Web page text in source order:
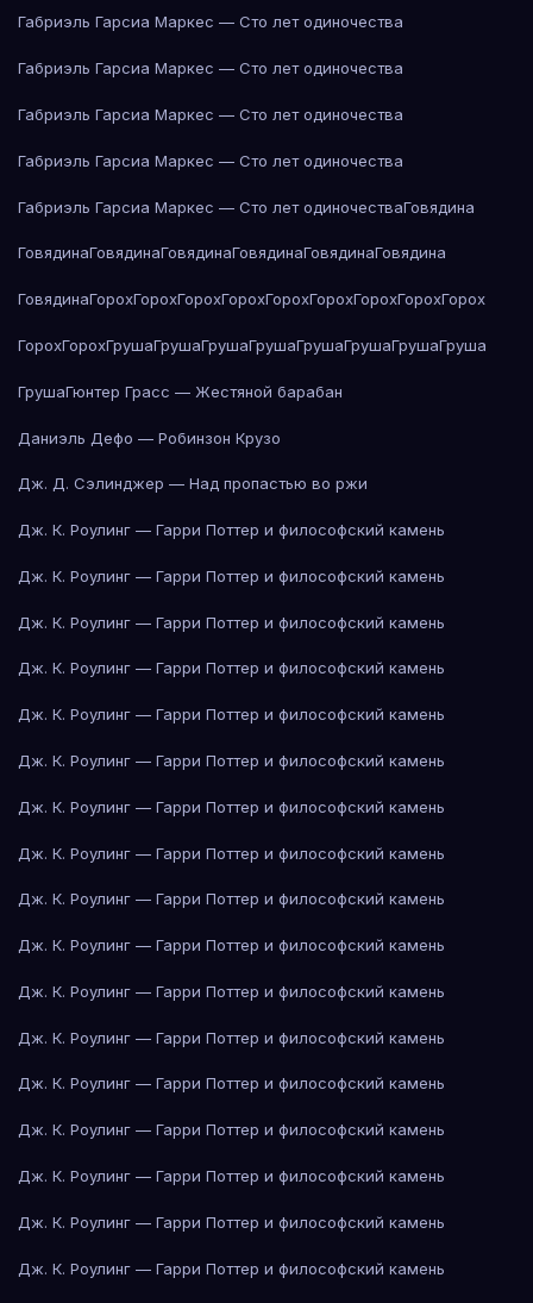
Габриэль Гарсиа Маркес — Сто лет одиночества
Габриэль Гарсиа Маркес — Сто лет одиночества
Габриэль Гарсиа Маркес — Сто лет одиночества
Габриэль Гарсиа Маркес — Сто лет одиночества
Габриэль Гарсиа Маркес — Сто лет одиночестваГовядина
ГовядинаГовядинаГовядинаГовядинаГовядинаГовядина
ГовядинаГорохГорохГорохГорохГорохГорохГорохГорохГорох
ГорохГорохГрушаГрушаГрушаГрушаГрушаГрушаГрушаГруша
ГрушаГюнтер Грасс — Жестяной барабан
Даниэль Дефо — Робинзон Крузо
Дж. Д. Сэлинджер — Над пропастью во ржи
Дж. К. Роулинг — Гарри Поттер и философский камень
Дж. К. Роулинг — Гарри Поттер и философский камень
Дж. К. Роулинг — Гарри Поттер и философский камень
Дж. К. Роулинг — Гарри Поттер и философский камень
Дж. К. Роулинг — Гарри Поттер и философский камень
Дж. К. Роулинг — Гарри Поттер и философский камень
Дж. К. Роулинг — Гарри Поттер и философский камень
Дж. К. Роулинг — Гарри Поттер и философский камень
Дж. К. Роулинг — Гарри Поттер и философский камень
Дж. К. Роулинг — Гарри Поттер и философский камень
Дж. К. Роулинг — Гарри Поттер и философский камень
Дж. К. Роулинг — Гарри Поттер и философский камень
Дж. К. Роулинг — Гарри Поттер и философский камень
Дж. К. Роулинг — Гарри Поттер и философский камень
Дж. К. Роулинг — Гарри Поттер и философский камень
Дж. К. Роулинг — Гарри Поттер и философский камень
Дж. К. Роулинг — Гарри Поттер и философский камень